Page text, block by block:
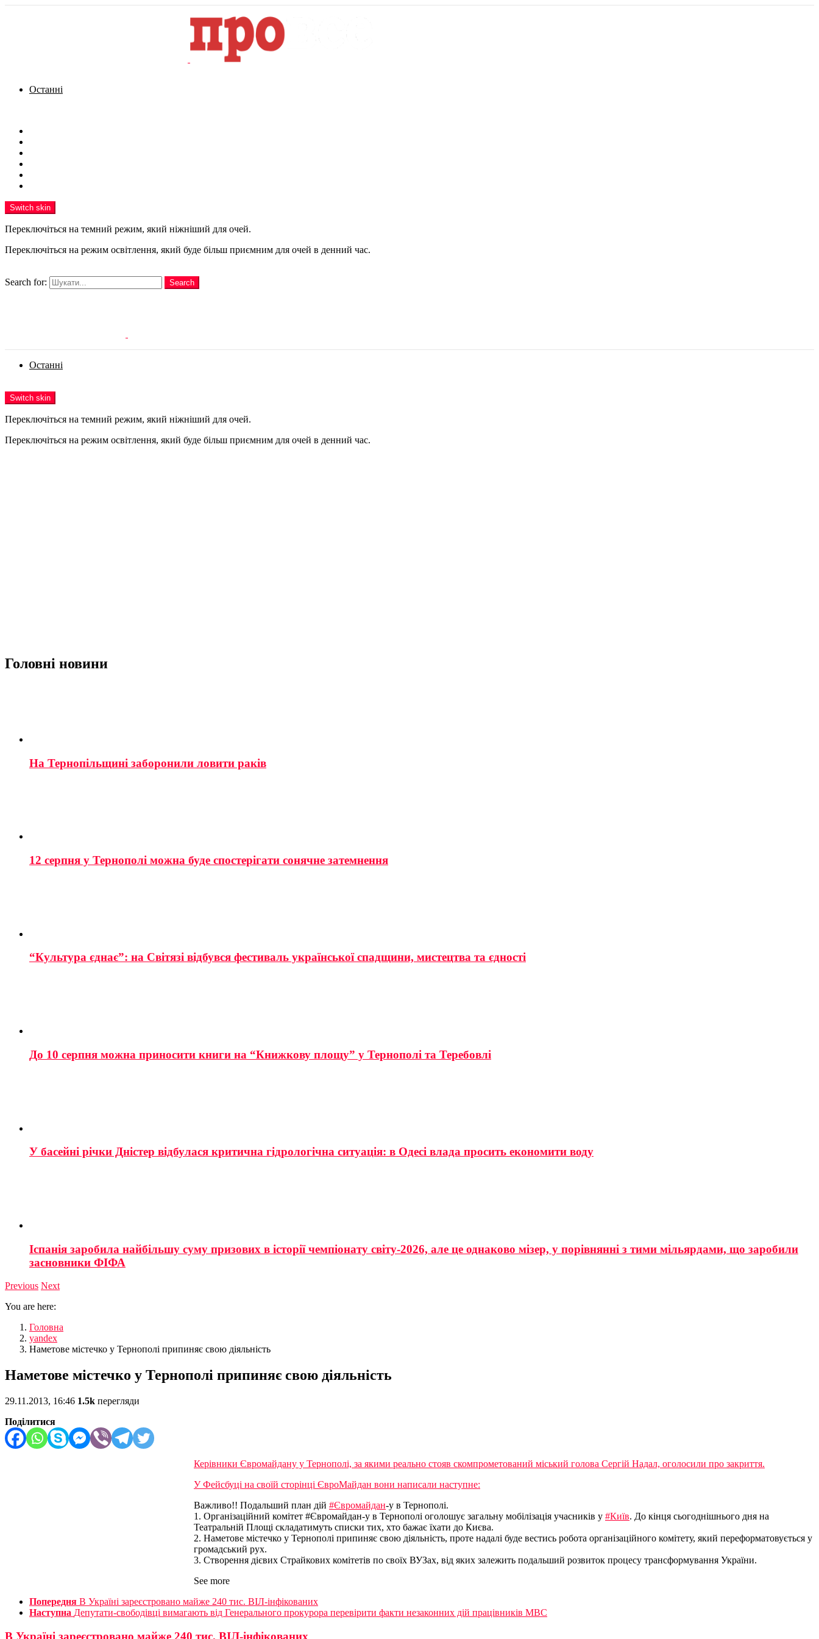
Останні
Switch skin
Переключіться на темний режим, який ніжніший для очей.
Переключіться на режим освітлення, який буде більш приємним для очей в денний час.
Search for:
Search
Останні
Switch skin
Переключіться на темний режим, який ніжніший для очей.
Переключіться на режим освітлення, який буде більш приємним для очей в денний час.
Головні новини
На Тернопільщині заборонили ловити раків
12 серпня у Тернополі можна буде спостерігати сонячне затемнення
“Культура єднає”: на Світязі відбувся фестиваль української спадщини, мистецтва та єдності
До 10 серпня можна приносити книги на “Книжкову площу” у Тернополі та Теребовлі
У басейні річки Дністер відбулася критична гідрологічна ситуація: в Одесі влада просить економити воду
Іспанія заробила найбільшу суму призових в історії чемпіонату світу-2026, але це однаково мізер, у порівнянні з тими мільярдами, що заробили
засновники ФІФА
Previous Next
You are here:
Головна
yandex
Наметове містечко у Тернополі припиняє свою діяльність
Наметове містечко у Тернополі припиняє свою діяльність
29.11.2013, 16:46 1.5k перегляди
Поділитися
Керівники Євромайдану у Тернополі, за якими реально стояв скомпрометований міський голова Сергій Надал, оголосили про закриття.
У Фейсбуці на своїй сторінці ЄвроМайдан вони написали наступне:
Важливо!! Подальший план дій #Євромайдан-у в Тернополі.
1. Організаційний комітет #Євромайдан-у в Тернополі оголошує загальну мобілізація учасників у #Київ. До кінця сьогоднішнього дня на
Театральній Площі складатимуть списки тих, хто бажає їхати до Києва.
2. Наметове містечко у Тернополі припиняє свою діяльність, проте надалі буде вестись робота організаційного комітету, який переформатовується у
громадський рух.
3. Створення дієвих Страйкових комітетів по своїх ВУЗах, від яких залежить подальший розвиток процесу трансформування України.
See more
Попередня В Україні зареєстровано майже 240 тис. ВІЛ-інфікованих
Наступна Депутати-свободівці вимагають від Генерального прокурора перевірити факти незаконних дій працівників МВС
В Україні зареєстровано майже 240 тис. ВІЛ-інфікованих